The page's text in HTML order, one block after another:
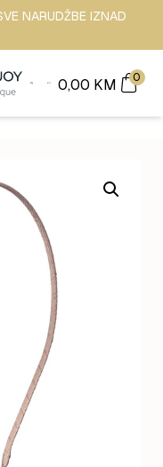
NARUDŽBE IZNAD
0,00 KM 0